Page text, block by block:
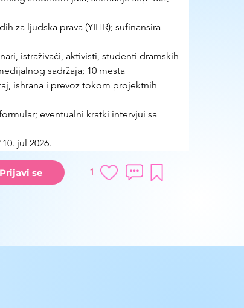
za ljudska prava (YIHR); sufinansira
istraživači, aktivisti, studenti dramskih
sadržaja; 10 mesta
ishrana i prevoz tokom projektnih
eventualni kratki intervjui sa
10. jul 2026.
Prijavi se 1